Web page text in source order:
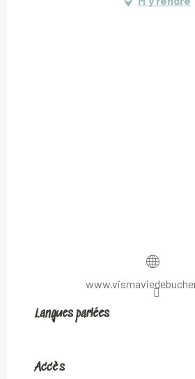
Langues parlées
Langues parlées
Accès
Accès